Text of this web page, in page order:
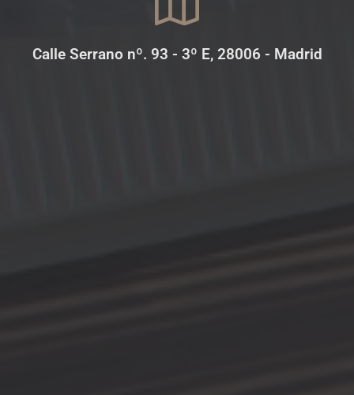
Calle Serrano nº. 93 - 3º E, 28006 - Madrid